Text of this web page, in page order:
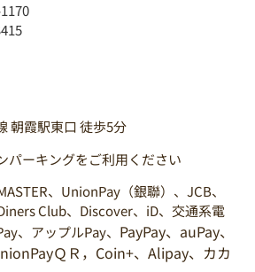
朝霞駅東口 徒歩5分
パーキングをご利用ください
、UnionPay（銀聯）、JCB、
Club、Discover、iD、交通系電
、アップルPay、 PayPay、auPay、
ＱＲ，Coin+、Alipay、カカ